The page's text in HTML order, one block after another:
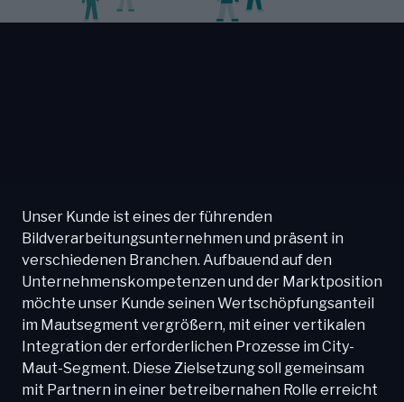
Unser Kunde ist eines der führenden
Bildverarbeitungsunternehmen und präsent in
verschiedenen Branchen. Aufbauend auf den
Unternehmenskompetenzen und der Marktposition
möchte unser Kunde seinen Wertschöpfungsanteil
im Mautsegment vergrößern, mit einer vertikalen
Integration der erforderlichen Prozesse im City-
Maut-Segment. Diese Zielsetzung soll gemeinsam
mit Partnern in einer betreibernahen Rolle erreicht